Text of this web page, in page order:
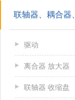
驱动
离合器 放大器
联轴器 收缩盘